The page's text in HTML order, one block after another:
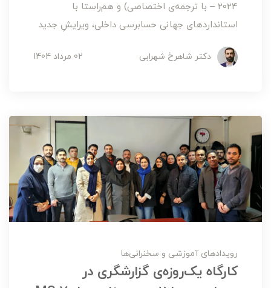
2024 – با ترجمه‌ی اختصاصی) و هم‌راستا با
استانداردهای جهانی حسابرسی داخلی، ویرایشِ جدید
دکتر شاهرخ شهرابی 02 مرداد 1404
رویدادهای آموزشی و سخنرانی‌ها
کارگاه یک‌روزه‌ی گزارشگری در